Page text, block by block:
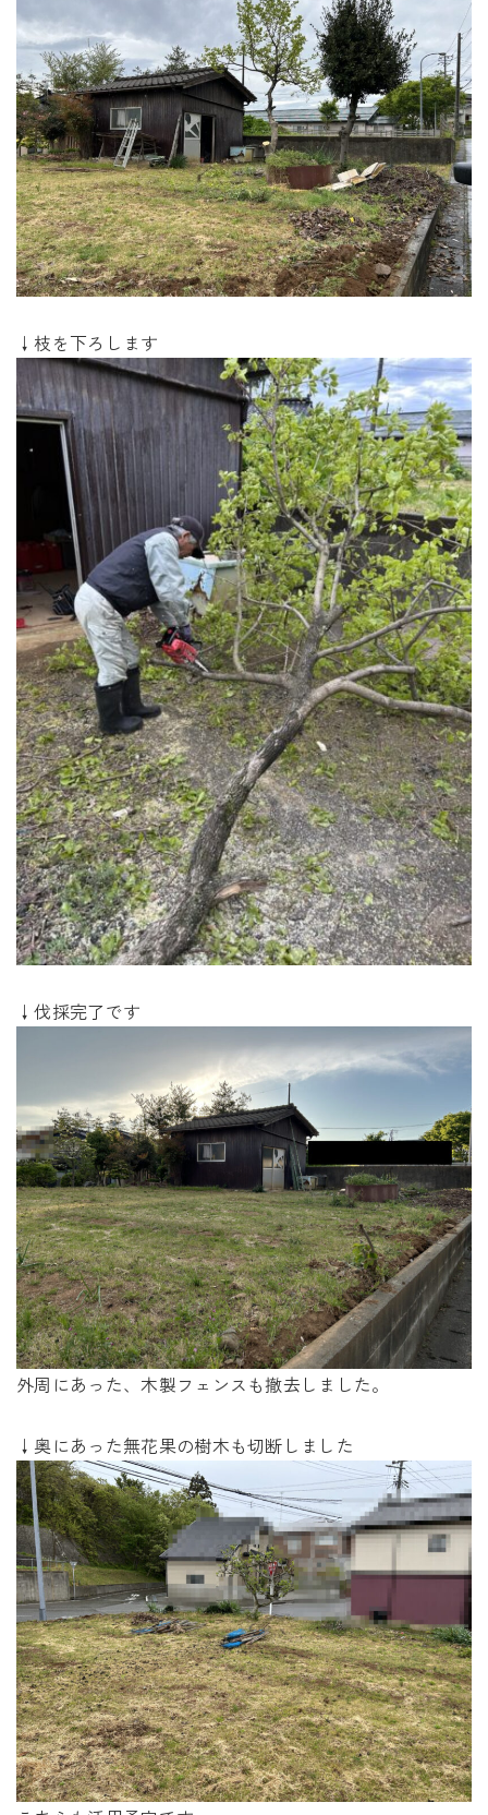
↓枝を下ろします
↓伐採完了です
外周にあった、木製フェンスも撤去しました。
↓奥にあった無花果の樹木も切断しました